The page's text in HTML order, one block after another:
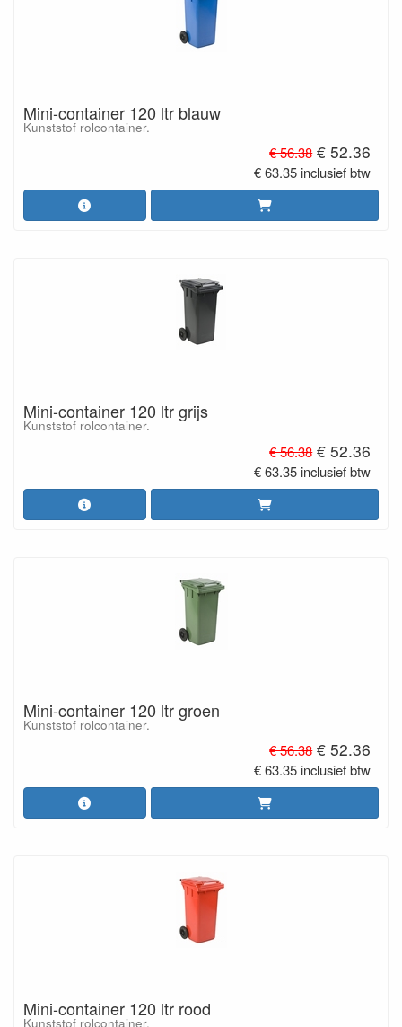
Mini-container 120 ltr blauw
Kunststof rolcontainer.
€ 56.38 € 52.36
€ 63.35 inclusief btw
Mini-container 120 ltr grijs
Kunststof rolcontainer.
€ 56.38 € 52.36
€ 63.35 inclusief btw
Mini-container 120 ltr groen
Kunststof rolcontainer.
€ 56.38 € 52.36
€ 63.35 inclusief btw
Mini-container 120 ltr rood
Kunststof rolcontainer.